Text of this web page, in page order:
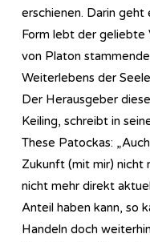
erschienen. Darin geht
Form lebt der geliebte
von Platon
Weiterlebens der
Der Herausgeber
Keiling, schreibt in
These Patockas:
Zukunft (mit mir) nicht
nicht mehr direkt
Anteil haben kann, so
Handeln doch